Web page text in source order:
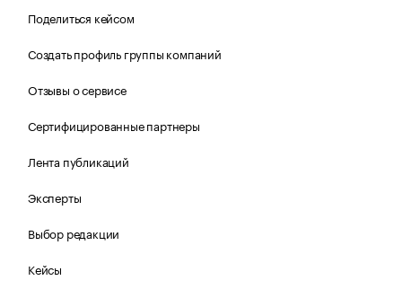
Поделиться кейсом
Создать профиль группы компаний
Отзывы о сервисе
Сертифицированные партнеры
Лента публикаций
Эксперты
Выбор редакции
Кейсы